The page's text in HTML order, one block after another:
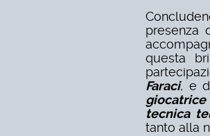
presenza
questa
Faraci, e
giocatrice
tecnica
tanto alla